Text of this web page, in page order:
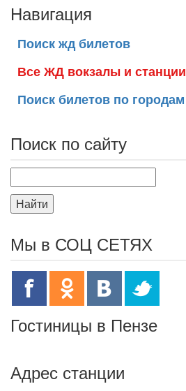
Навигация
Поиск жд билетов
Все ЖД вокзалы и станции
Поиск билетов по городам
Поиск по сайту
Найти
Мы в СОЦ СЕТЯХ
Гостиницы в Пензе
Адрес станции